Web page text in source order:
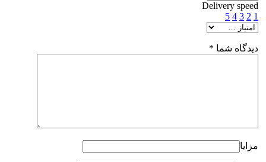
Delivery speed
1
2
3
4
5
دیدگاه شما *
مزایا